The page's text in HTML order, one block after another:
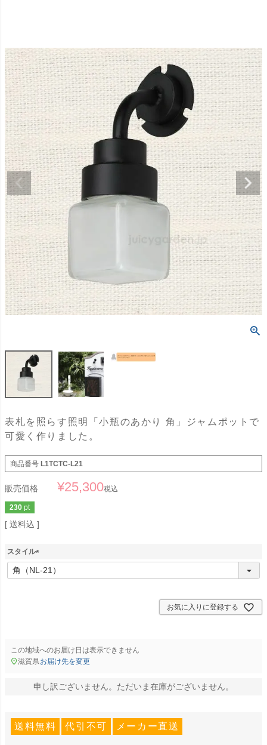
表札を照らす照明「小瓶のあかり 角」ジャムポットで
可愛く作りました。
商品番号 L1TCTC-L21
販売価格 ¥25,300税込
230 pt
送料込
スタイル
(
必
お気に入りに登録する
この地域へのお届け日は表示できません
滋賀県お届け先を変更
申し訳ございません。ただいま在庫がございません。
送料無料 代引不可 メーカー直送